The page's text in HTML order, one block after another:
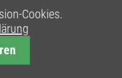
Cookies.